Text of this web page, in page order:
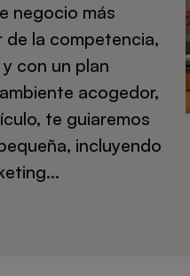
negocio más
la competencia,
con un plan
acogedor,
te guiaremos
incluyendo